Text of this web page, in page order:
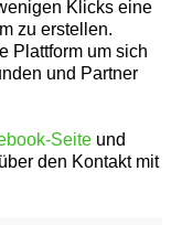
Klicks eine
zu erstellen.
Plattform um sich
und Partner
Seite und
den Kontakt mit